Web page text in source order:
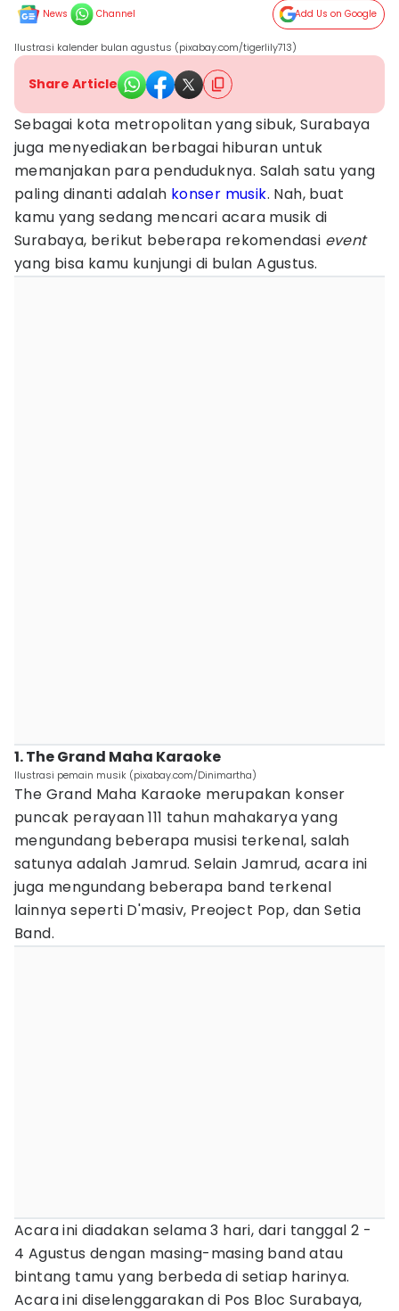
News Channel Add Us on Google
Ilustrasi kalender bulan agustus (pixabay.com/tigerlily713)
Share Article
Sebagai kota metropolitan yang sibuk, Surabaya
juga menyediakan berbagai hiburan untuk
memanjakan para penduduknya. Salah satu yang
paling dinanti adalah konser musik. Nah, buat
kamu yang sedang mencari acara musik di
Surabaya, berikut beberapa rekomendasi event
yang bisa kamu kunjungi di bulan Agustus.
1. The Grand Maha Karaoke
Ilustrasi pemain musik (pixabay.com/Dinimartha)
The Grand Maha Karaoke merupakan konser
puncak perayaan 111 tahun mahakarya yang
mengundang beberapa musisi terkenal, salah
satunya adalah Jamrud. Selain Jamrud, acara ini
juga mengundang beberapa band terkenal
lainnya seperti D'masiv, Preoject Pop, dan Setia
Band.
Acara ini diadakan selama 3 hari, dari tanggal 2 -
4 Agustus dengan masing-masing band atau
bintang tamu yang berbeda di setiap harinya.
Acara ini diselenggarakan di Pos Bloc Surabaya,